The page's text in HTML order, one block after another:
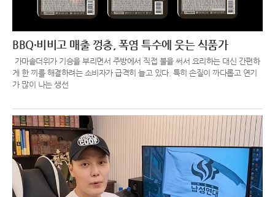
BBQ·비비고 매출 껑충, 폭염 특수에 웃는 식품가
가마솥더위가 기승을 부리면서 주방에서 직접 불을 써서 요리하는 대신 간편하
게 한 끼를 해결하려는 소비자가 급격히 늘고 있다. 특히 손질이 까다롭고 연기
가 많이 나는 생선